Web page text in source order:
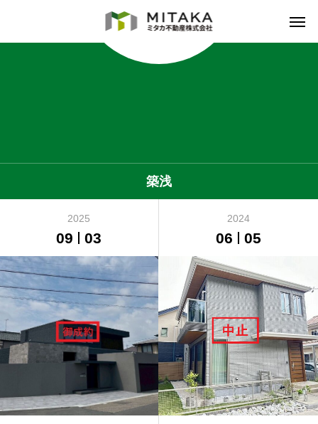
築浅
2025
09 03
2024
06 05